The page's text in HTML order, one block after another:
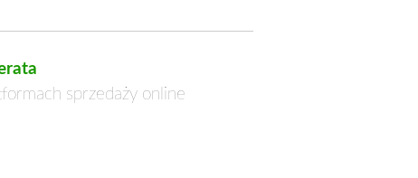
sprzedaży online